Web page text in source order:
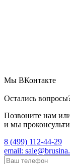
Мы ВКонтакте
Остались
Позвоните нам или
и мы
8 (499) 112-44-29
email: